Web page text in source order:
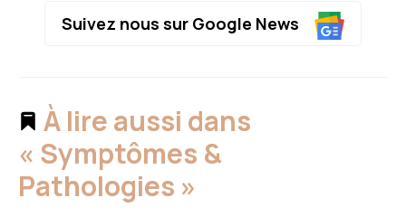
Suivez nous sur Google News
À lire aussi dans
« Symptômes &
Pathologies »